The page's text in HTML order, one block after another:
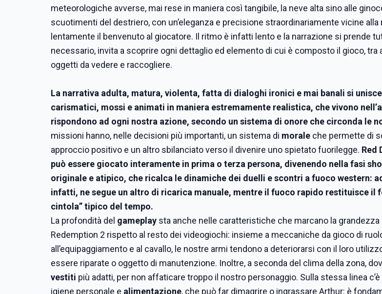
meteorologiche avverse, mai rese in maniera così tangibile, la neve alta sino alle
scuotimenti del destriero, con un’eleganza e precisione straordinariamente vicine alla
lentamente il benvenuto al giocatore. Il ritmo è infatti lento e la narrazione si prende
necessario, invita a scoprire ogni dettaglio ed elemento di cui è composto il gioco, tra
oggetti da vedere e raccogliere.
La narrativa adulta, matura, violenta, fatta di dialoghi ironici e mai banali si
carismatici, mossi e animati in maniera estremamente realistica, che vivono
rispondono ad ogni nostra azione, secondo un sistema di onore che circonda le
missioni hanno, nelle decisioni più importanti, un sistema di morale che permette di
approccio positivo e un altro sbilanciato verso il divenire uno spietato fuorilegge. Red
può essere giocato interamente in prima o terza persona, divenendo nella fasi
originale e atipico, che ricalca le dinamiche dei duelli e scontri a fuoco western:
infatti, ne segue un altro di ricarica manuale, mentre il fuoco rapido restituisce il
cintola” tipico del tempo.
La profondità del gameplay sta anche nelle caratteristiche che marcano la grandezza
Redemption 2 rispetto al resto dei videogiochi: insieme a meccaniche da gioco di
all’equipaggiamento e al cavallo, le nostre armi tendono a deteriorarsi con il loro
essere riparate o oggetto di manutenzione. Inoltre, a seconda del clima della zona,
vestiti più adatti, per non affaticare troppo il nostro personaggio. Sulla stessa linea
igiene personale e alimentazione, che può far dimagrire o ingrassare Arthur: è